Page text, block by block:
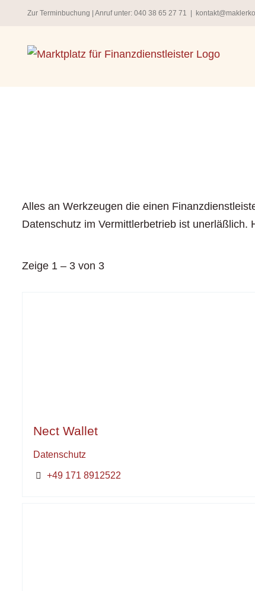
springen
Zur Terminbuchung | Anruf unter: 040 38 65 27 71
Alles an Werkzeugen die einen
Datenschutz im Vermittlerbetrieb ist
Zeige 1 – 3 von 3
Nect Wallet
Datenschutz
+49 171 8912522